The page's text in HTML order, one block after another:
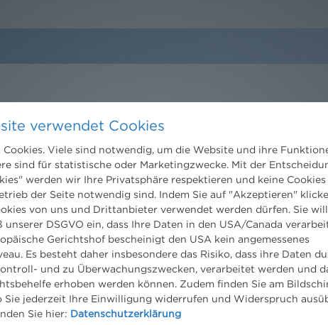
Niederhuber & Partner
Rechtsanwälte GmbH
Reisnerstraße 53, 1030 Wien
T:+43 1 513 21 24-0
F: +43 1 513 21 24-300
office@nhp.eu
Salzburg
Niederhuber & Partner
verwendet Cookies
Viele sind notwendig, um die Website und ihre
sind für statistische oder Marketingzwecke. Mit der
werden wir Ihre Privatsphäre respektieren und keine Cookies
der Seite notwendig sind. Indem Sie auf "Akzeptieren"
von uns und Drittanbieter verwendet werden dürfen. Sie
unserer DSGVO ein, dass Ihre Daten in den USA/Canada
Gerichtshof bescheinigt den USA kein angemessenes
Es besteht daher insbesondere das Risiko, dass ihre Daten
und zu Überwachungszwecken, verarbeitet werden und
erhoben werden können. Zudem finden Sie am
Sie jederzeit Ihre Einwilligung widerrufen und Widerspruch
Sie hier: Datenschutzerklärung